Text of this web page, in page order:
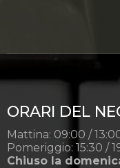
ORARI DEL
Mattina: 09:00 /
Pomeriggio: 15:30 /
Chiuso la